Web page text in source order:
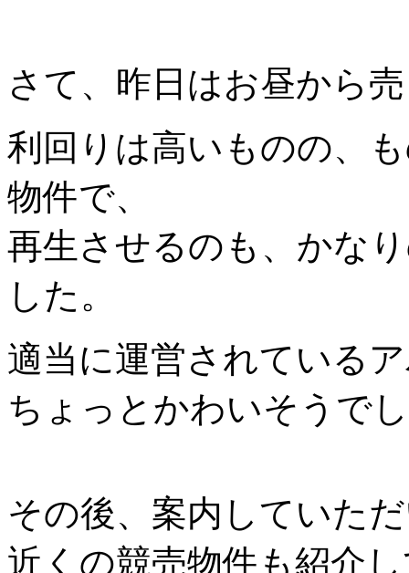
さて、昨日はお昼から
利回りは高いものの、
物件で、
再生させるのも、かな
した。
適当に運営されている
ちょっとかわいそうで
その後、案内していた
近くの競売物件も紹介